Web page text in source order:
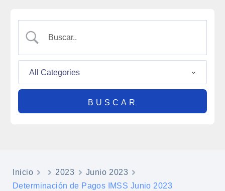
Inicio 2023
Junio 2023
Determinación de Pagos IMSS Junio 2023